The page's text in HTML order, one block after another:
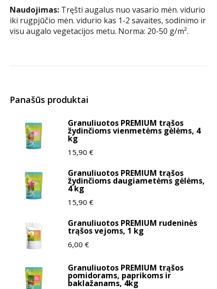
Naudojimas: Tręšti augalus nuo vasario mėn. vidurio
iki rugpjūčio mėn. vidurio kas 1-2 savaites, sodinimo ir
visu augalo vegetacijos metu. Norma: 20-50 g/m².
Panašūs produktai
Granuliuotos PREMIUM trąšos
žydinčioms vienmetėms gėlėms, 4
kg
15,90 €
Granuliuotos PREMIUM trąšos
žydinčioms daugiametėms gėlėms,
4 kg
15,90 €
Granuliuotos PREMIUM rudeninės
trąšos vejoms, 1 kg
6,00 €
Granuliuotos PREMIUM trąšos
pomidorams, paprikoms ir
baklažanams, 4kg